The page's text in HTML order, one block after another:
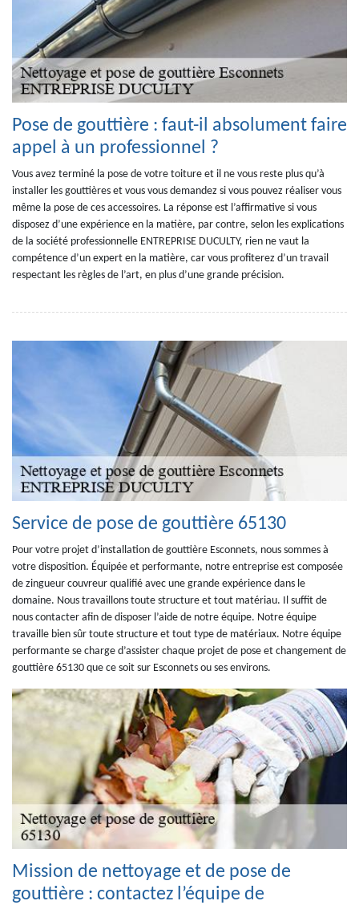
Pose de gouttière : faut-il absolument faire
appel à un professionnel ?
Vous avez terminé la pose de votre toiture et il ne vous reste plus qu’à
installer les gouttières et vous vous demandez si vous pouvez réaliser vous
même la pose de ces accessoires. La réponse est l’affirmative si vous
disposez d’une expérience en la matière, par contre, selon les explications
de la société professionnelle ENTREPRISE DUCULTY, rien ne vaut la
compétence d’un expert en la matière, car vous profiterez d’un travail
respectant les règles de l’art, en plus d’une grande précision.
Service de pose de gouttière 65130
Pour votre projet d’installation de gouttière Esconnets, nous sommes à
votre disposition. Équipée et performante, notre entreprise est composée
de zingueur couvreur qualifié avec une grande expérience dans le
domaine. Nous travaillons toute structure et tout matériau. Il suffit de
nous contacter afin de disposer l’aide de notre équipe. Notre équipe
travaille bien sûr toute structure et tout type de matériaux. Notre équipe
performante se charge d’assister chaque projet de pose et changement de
gouttière 65130 que ce soit sur Esconnets ou ses environs.
Mission de nettoyage et de pose de
gouttière : contactez l’équipe de